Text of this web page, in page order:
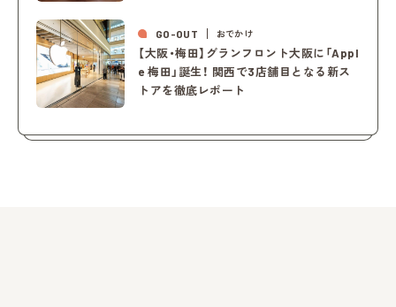
GO-OUT おでかけ
【大阪・梅田】グランフロント大阪に「Appl
e 梅田」誕生！ 関西で3店舗目となる新ス
トアを徹底レポート